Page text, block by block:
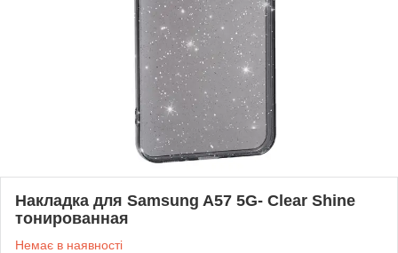
Накладка для Samsung A57 5G- Clear Shine
тонированная
Немає в наявності